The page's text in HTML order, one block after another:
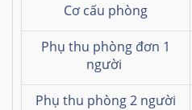
Cơ cấu phòng
Phụ thu phòng đơn 1
người
Phụ thu phòng 2 người